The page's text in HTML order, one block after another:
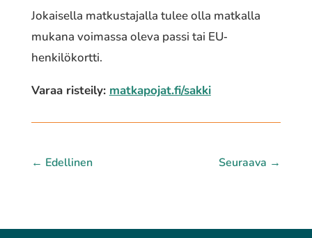
Jokaisella matkus­ta­jal­la tulee olla matkal­la
mukana voimas­sa oleva passi tai EU‐
henkilökortti.
Varaa risteily: matkapojat.fi/sakki
← Edellinen Seuraava →